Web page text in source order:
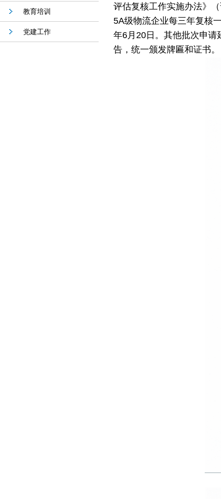
教育培训
党建工作
评估复核工作实施办法》
5A级物流企业每三年复核
年6月20日。其他批次申
告，统一颁发牌匾和证书。